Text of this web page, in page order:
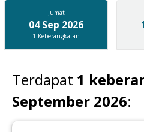
Jumat
04 Sep 2026
1 Keberangkatan
Terdapat 1
September 2026: